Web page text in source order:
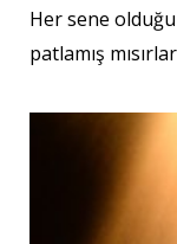
Her sene olduğu
patlamış